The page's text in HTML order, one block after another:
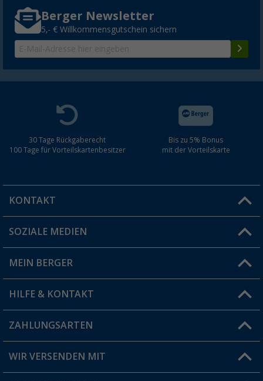
Berger Newsletter
5,- € Willkommensgutschein sichern
30 Tage Rückgaberecht
100 Tage für Vorteilskartenbesitzer
Bis zu 5% Bonus
mit der Vorteilskarte
KONTAKT
Du hast eine Frage?
Filiale finden
SOZIALE MEDIEN
MEIN BERGER
Vorteilskarte
Blog
Jobs & Karriere
HILFE & KONTAKT
FAQ & Kontakt
Versandinformationen
ZAHLUNGSARTEN
WIR VERSENDEN MIT